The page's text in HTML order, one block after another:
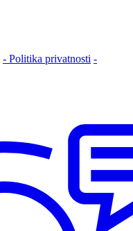
- Politika privatnosti -